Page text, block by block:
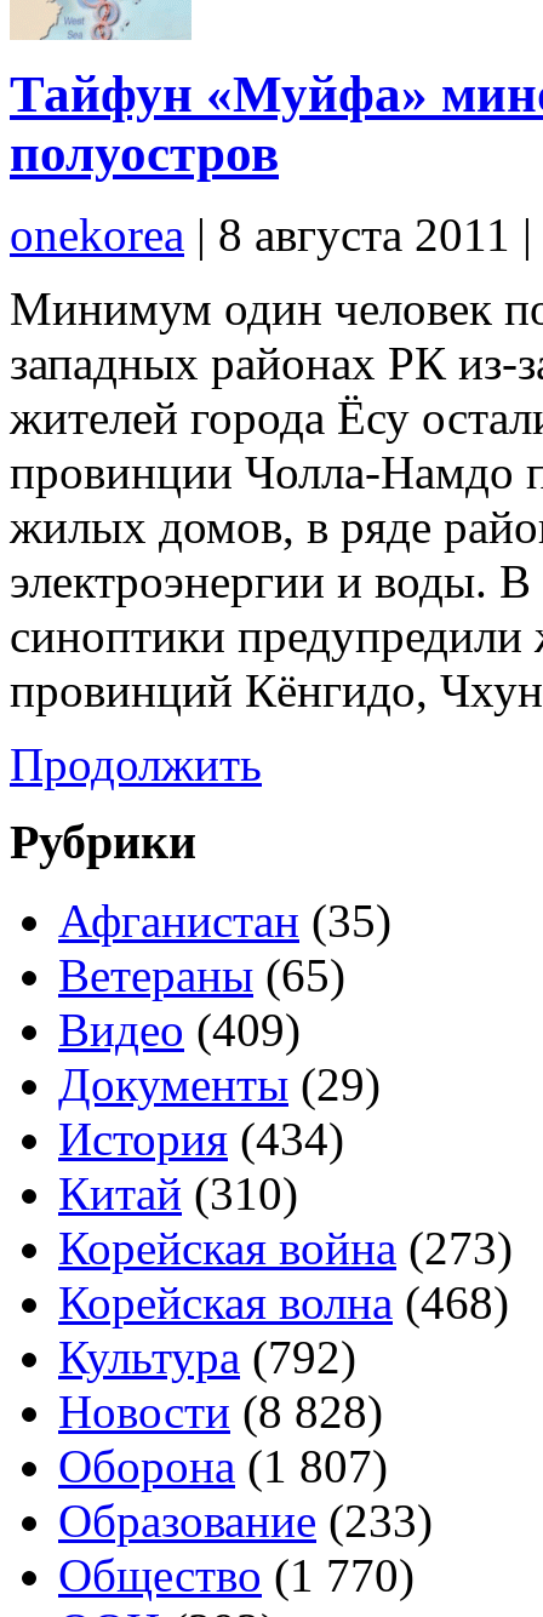
Тайфун «Муйфа»
полуостров
onekorea | 8 августа 2011 |
Минимум один человек
западных районах РК
жителей города Ёсу
провинции Чолла-Намдо
жилых домов, в ряде
электроэнергии и воды.
синоптики предупредили
провинций Кёнгидо,
Продолжить
Рубрики
Афганистан (35)
Ветераны (65)
Видео (409)
Документы (29)
История (434)
Китай (310)
Корейская война (273)
Корейская волна (468)
Культура (792)
Новости (8 828)
Оборона (1 807)
Образование (233)
Общество (1 770)